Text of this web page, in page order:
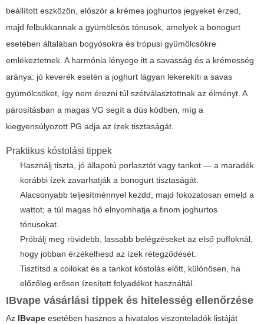
beállított eszközön, először a krémes joghurtos jegyeket érzed,
majd felbukkannak a gyümölcsös tónusok, amelyek a bonogurt
esetében általában bogyósokra és trópusi gyümölcsökre
emlékeztetnek. A harmónia lényege itt a savasság és a krémesség
aránya: jó keverék esetén a joghurt lágyan lekerekíti a savas
gyümölcsöket, így nem érezni túl szétválasztottnak az élményt. A
párosításban a magas VG segít a dús ködben, míg a
kiegyensúlyozott PG adja az ízek tisztaságát.
Praktikus kóstolási tippek
Használj tiszta, jó állapotú porlasztót vagy tankot — a maradék
korábbi ízek zavarhatják a bonogurt tisztaságát.
Alacsonyabb teljesítménnyel kezdd, majd fokozatosan emeld a
wattot; a túl magas hő elnyomhatja a finom joghurtos
tónusokat.
Próbálj meg rövidebb, lassabb belégzéseket az első puffoknál,
hogy jobban érzékelhesd az ízek rétegződését.
Tisztítsd a coilokat és a tankot kóstolás előtt, különösen, ha
előzőleg erősen ízesített folyadékot használtál.
IBvape vásárlási tippek és hitelesség ellenőrzése
Az IBvape esetében hasznos a hivatalos viszonteladók listáját